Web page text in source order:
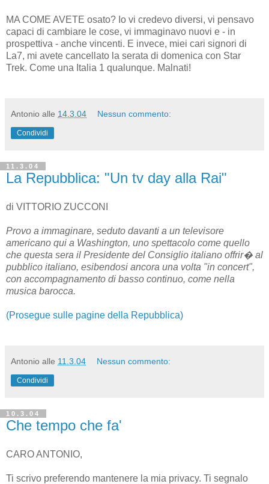
MA COME AVETE osato? Io vi credevo diversi, vi pensavo
capaci di cambiare le cose, vi immaginavo nuovi e - in
prospettiva - anche vincenti. E invece, miei cari signori di
La7, mi avete cancellato la serata di domenica con Star
Trek. Come una Italia 1 qualunque. Malnati!
Antonio alle 14.3.04 Nessun commento:
Condividi
11.3.04
La Repubblica: "Un tv day alla Rai"
di VITTORIO ZUCCONI
Provo a immaginare, seduto davanti a un televisore
americano qui a Washington, uno spettacolo come quello
che questa sera il Presidente del Consiglio italiano offrir� al
pubblico italiano, esibendosi ancora una volta "in concert",
con accompagnamento di basso continuo, come nella
musica barocca.
(Prosegue sulle pagine della Repubblica)
Antonio alle 11.3.04 Nessun commento:
Condividi
10.3.04
Che tempo che fa'
CARO ANTONIO,
Ti scrivo preferendo mantenere la mia privacy. Ti segnalo